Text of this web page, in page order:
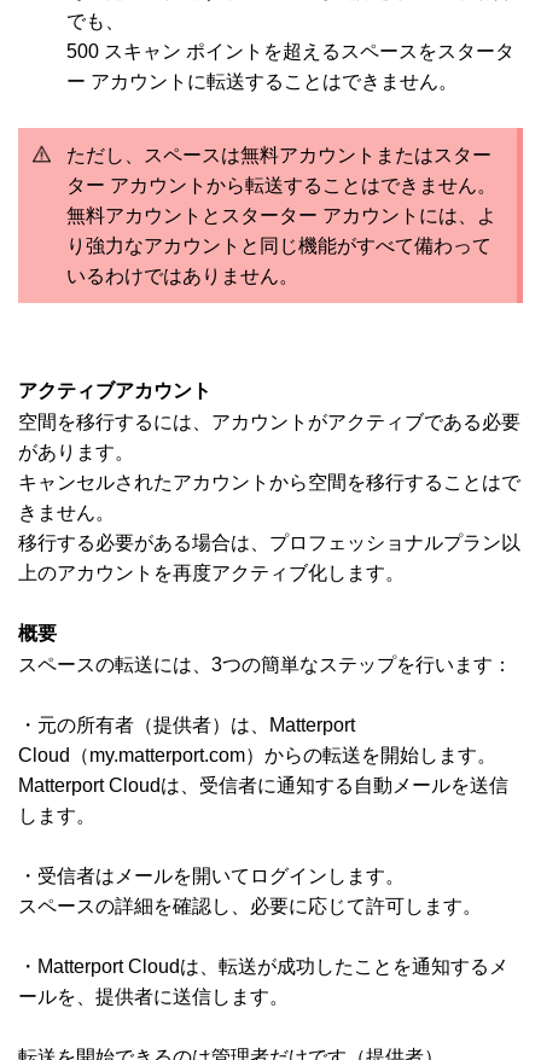
でも、
500 スキャン ポイントを超えるスペースをスタータ
ー アカウントに転送することはできません。
ただし、スペースは無料アカウントまたはスター
ター アカウントから転送することはできません。
無料アカウントとスターター アカウントには、よ
り強力なアカウントと同じ機能がすべて備わって
いるわけではありません。
アクティブアカウント
空間を移行するには、アカウントがアクティブである必要
があります。
キャンセルされたアカウントから空間を移行することはで
きません。
移行する必要がある場合は、プロフェッショナルプラン以
上のアカウントを再度アクティブ化します。
概要
スペースの転送には、3つの簡単なステップを行います：
・元の所有者（提供者）は、Matterport
Cloud（my.matterport.com）からの転送を開始します。
Matterport Cloudは、受信者に通知する自動メールを送信
します。
・受信者はメールを開いてログインします。
スペースの詳細を確認し、必要に応じて許可します。
・Matterport Cloudは、転送が成功したことを通知するメ
ールを、提供者に送信します。